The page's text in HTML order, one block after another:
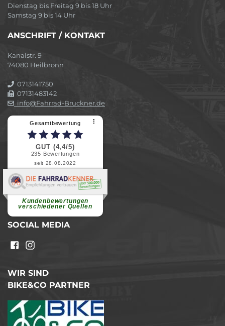
Dienstag bis Freitag 9 bis 18 Uhr
Samstag 9 bis 14 Uhr
ANSCHRIFT / KONTAKT
Kanalstr. 9
74080 Heilbronn
0713141750
07131483142
info@Fahrrad-Bruckner.de
Gesamtbewertung ⠇
GUT (4,4/5)
235 Bewertungen
seit 28.08.2022
Kundenbewertungen
verschiedener Quellen
Elvira B.
Superschnelle und freundliche
weiterlesen
SOCIAL MEDIA
WIR SIND
BIKE&CO PARTNER